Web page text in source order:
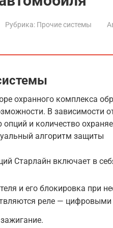
Рубрика: Прочие системы
охранного комплекса
В зависимости
опций и количество
алгоритм защиты
Старлайн включает в
и его блокировка при
реле —